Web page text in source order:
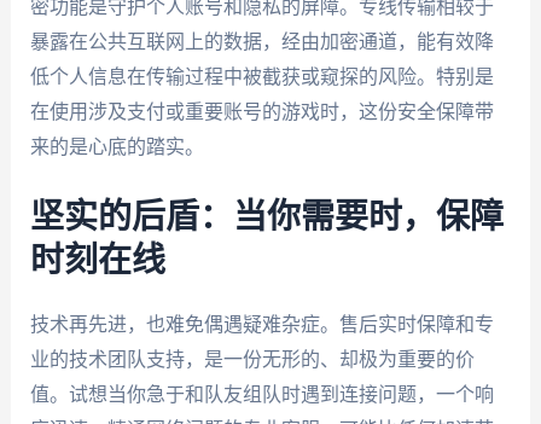
密功能是守护个人账号和隐私的屏障。专线传输相较于
暴露在公共互联网上的数据，经由加密通道，能有效降
低个人信息在传输过程中被截获或窥探的风险。特别是
在使用涉及支付或重要账号的游戏时，这份安全保障带
来的是心底的踏实。
坚实的后盾：当你需要时，保障
时刻在线
技术再先进，也难免偶遇疑难杂症。售后实时保障和专
业的技术团队支持，是一份无形的、却极为重要的价
值。试想当你急于和队友组队时遇到连接问题，一个响